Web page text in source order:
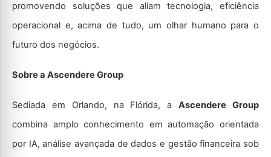
promovendo soluções que aliam tecnologia, eficiência
operacional e, acima de tudo, um olhar humano para o
futuro dos negócios.
Sobre a Ascendere Group
Sediada em Orlando, na Flórida, aAscendere Group
combina amplo conhecimento em automação orientada
por IA, análise avançada de dados e gestão financeira sob